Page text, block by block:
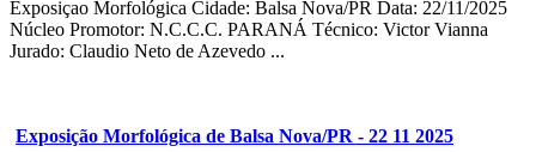
Exposiçao Morfológica Cidade: Balsa Nova/PR Data: 22/11/2025
Núcleo Promotor: N.C.C.C. PARANÁ Técnico: Victor Vianna
Jurado: Claudio Neto de Azevedo ...
Exposição Morfológica de Balsa Nova/PR - 22 11 2025